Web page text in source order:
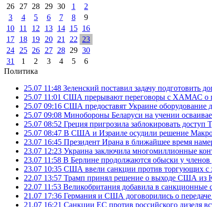
26
27 28 29 30 1
2
3
4 5 6 7 8
9
10
11 12 13 14 15
16
17
18 19 20 21 22
23
24
25 26 27 28 29 30
31
1 2 3 4 5
6
Политика
25.07 11:48 Зеленский поставил задачу
25.07 11:01 США прерывают переговоры с ХАМАС о
25.07 09:16 США предоставят Украине оборудование
25.07 09:08 Минобороны Беларуси на учении
25.07 08:52 Греция пригрозила заблокировать
25.07 08:47 В США и Израиле осудили решение
23.07 16:45 Президент Ирана в ближайшее время
23.07 12:23 Украина заключила многомиллионные
23.07 11:58 В Берлине продолжаются обыски у членов
23.07 10:35 США ввели санкции против торгующих с
22.07 13:57 Трамп принял решение о выходе США
22.07 11:53 Великобритания добавила в санкционные
21.07 17:36 Германия и США договорились о
21.07 16:21 Санкции ЕС против российского дизеля